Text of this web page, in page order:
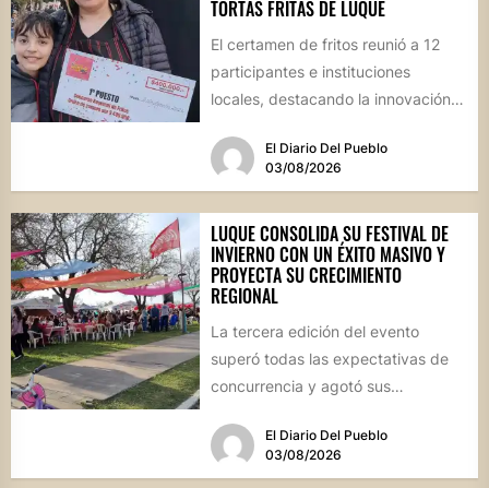
TORTAS FRITAS DE LUQUE
El certamen de fritos reunió a 12
participantes e instituciones
locales, destacando la innovación
El Diario Del Pueblo
03/08/2026
LUQUE CONSOLIDA SU FESTIVAL DE
INVIERNO CON UN ÉXITO MASIVO Y
PROYECTA SU CRECIMIENTO
REGIONAL
La tercera edición del evento
superó todas las expectativas de
concurrencia y agotó sus
marco, el...El Diario Del Pueblo
03/08/2026